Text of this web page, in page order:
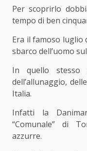
Per scoprirlo
tempo di ben
Era il famoso luglio
sbarco dell’uomo
In quello stesso
dell’allunaggio,
Italia.
Infatti la
“Comunale” di
azzurre.